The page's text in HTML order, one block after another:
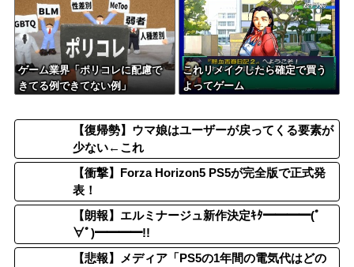
ゲーム業界「ポリコレに配慮で
きてる例できてない例」
これリメイクしたら確定で買う
よってゲーム
【復帰勢】ウマ娘はユーザーが戻ってくる要素が
少ない←これ
【衝撃】Forza Horizon5 PS5が完全版で正式発
表！
【朗報】エルミナージュ新作決定ｷﾀ━━━━(ﾟ
∀ﾟ)━━━━!!
【悲報】メディア「PS5の1年間の電気代はどの